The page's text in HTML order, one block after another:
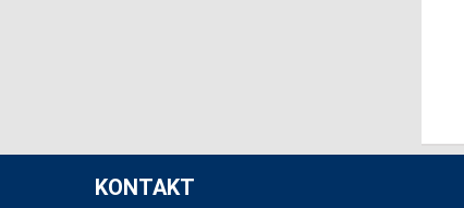
KONTAKT